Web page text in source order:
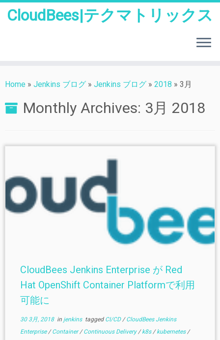
to
CloudBees|テクマトリックス
Home » Jenkins ブログ » Jenkins ブログ » 2018 » 3月
Monthly Archives: 3月 2018
CloudBees Jenkins Enterprise が Red
Hat OpenShift Container Platformで利用
可能に
30 3月, 2018in jenkins tagged CI/CD/CloudBees Jenkins
Enterprise/Container/Continuous Delivery/k8s/kubernetes/